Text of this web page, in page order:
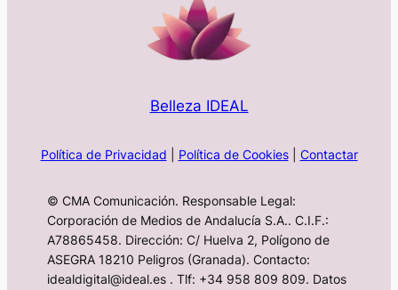
Belleza IDEAL
Política de Privacidad Política de Cookies| Contactar
© CMA Comunicación. Responsable Legal:
Corporación de Medios de Andalucía S.A.. C.I.F.:
A78865458. Dirección: C/ Huelva 2, Polígono de
ASEGRA 18210 Peligros (Granada). Contacto:
idealdigital@ideal.es . Tlf: +34 958 809 809. Datos